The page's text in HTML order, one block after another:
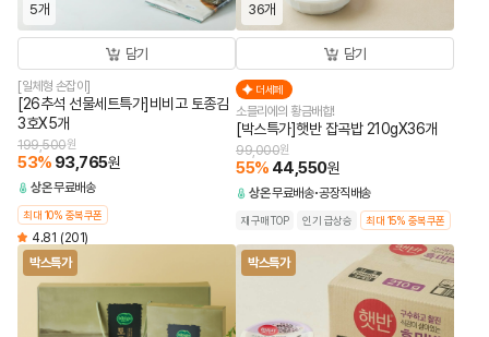
5개
담기
[일체형 손잡이]
[26추석 선물세트특가]비비고 토종김
3호X5개
199,500원
53% 93,765원
상온무료배송
최대 10% 중복쿠폰
4.81 (201)
36개
담기
더세페
소믈리에의 황금배합!
[박스특가]햇반 잡곡밥 210gX36개
99,000원
55% 44,550원
상온무료배송 공장직배송
재구매TOP 인기 급상승 최대 15% 중복쿠폰
박스특가 박스특가